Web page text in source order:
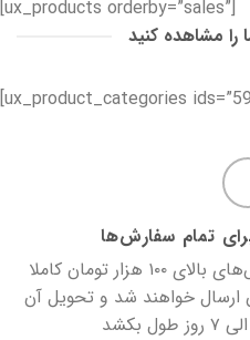
[ux_products orderby=”sales”]
مشاهده کنید
[ux_product_categories
تمام سفارش‌ها
هزینه حمل و نقل برای سفارش‌های بالای ۱۰۰ هزار تومان کاملا
ارسال خواهند شد و تحویل آن